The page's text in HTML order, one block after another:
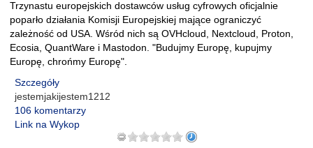
Trzynastu europejskich dostawców usług cyfrowych oficjalnie
poparło działania Komisji Europejskiej mające ograniczyć
zależność od USA. Wśród nich są OVHcloud, Nextcloud, Proton,
Ecosia, QuantWare i Mastodon. "Budujmy Europę, kupujmy
Europę, chrońmy Europę".
Szczegóły
jestemjakijestem1212
106 komentarzy
Link na Wykop